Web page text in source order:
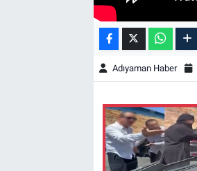
Adıyaman Haber
BİLİM VE TEKNOLOJİ
Şambayat Haber